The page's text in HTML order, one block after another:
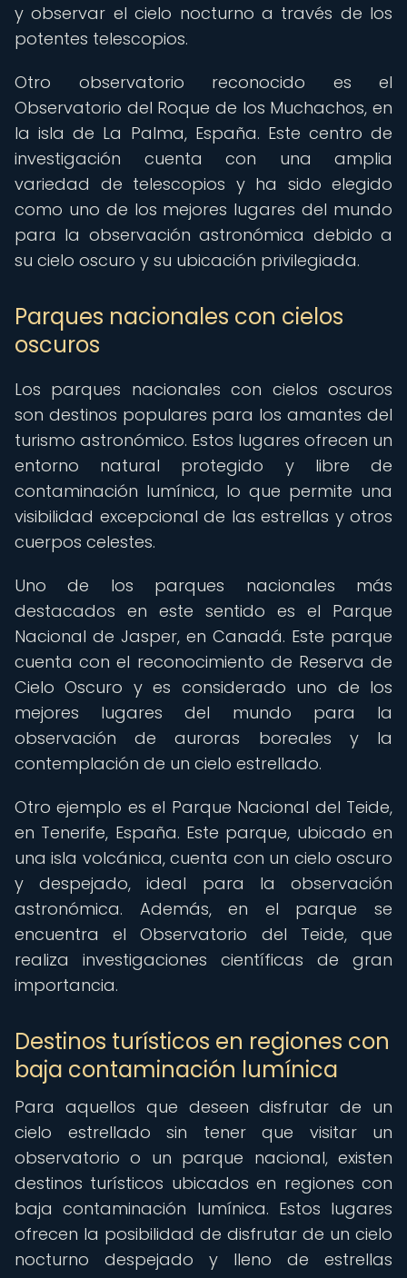
y observar el cielo nocturno a través de los
potentes telescopios.
Otro observatorio reconocido es el
Observatorio del Roque de los Muchachos, en
la isla de La Palma, España. Este centro de
investigación cuenta con una amplia
variedad de telescopios y ha sido elegido
como uno de los mejores lugares del mundo
para la observación astronómica debido a
su cielo oscuro y su ubicación privilegiada.
Parques nacionales con cielos
oscuros
Los parques nacionales con cielos oscuros
son destinos populares para los amantes del
turismo astronómico. Estos lugares ofrecen un
entorno natural protegido y libre de
contaminación lumínica, lo que permite una
visibilidad excepcional de las estrellas y otros
cuerpos celestes.
Uno de los parques nacionales más
destacados en este sentido es el Parque
Nacional de Jasper, en Canadá. Este parque
cuenta con el reconocimiento de Reserva de
Cielo Oscuro y es considerado uno de los
mejores lugares del mundo para la
observación de auroras boreales y la
contemplación de un cielo estrellado.
Otro ejemplo es el Parque Nacional del Teide,
en Tenerife, España. Este parque, ubicado en
una isla volcánica, cuenta con un cielo oscuro
y despejado, ideal para la observación
astronómica. Además, en el parque se
encuentra el Observatorio del Teide, que
realiza investigaciones científicas de gran
importancia.
Destinos turísticos en regiones con
baja contaminación lumínica
Para aquellos que deseen disfrutar de un
cielo estrellado sin tener que visitar un
observatorio o un parque nacional, existen
destinos turísticos ubicados en regiones con
baja contaminación lumínica. Estos lugares
ofrecen la posibilidad de disfrutar de un cielo
nocturno despejado y lleno de estrellas